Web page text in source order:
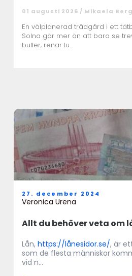
01 augusti 2026 / Mikaela
En välplanerad trädgård i ett
Solna gör mer än att bara se
buller, renar lu...
Allt du behöver veta om
27. december 2024
Veronica Urena
Lån, https://lånesidor.se/, är
som de flesta människor
vid n...